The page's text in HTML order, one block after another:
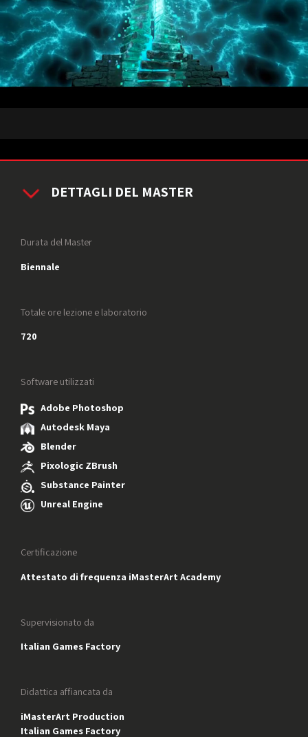
DETTAGLI DEL MASTER
Durata del Master
Biennale
Totale ore lezione e laboratorio
720
Software utilizzati
Adobe Photoshop
Autodesk Maya
Blender
Pixologic ZBrush
Substance Painter
Unreal Engine
Certificazione
Attestato di frequenza iMasterArt Academy
Supervisionato da
Italian Games Factory
Didattica affiancata da
iMasterArt Production
Italian Games Factory